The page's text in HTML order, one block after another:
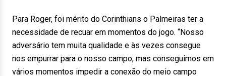
Para Roger, foi mérito do Corinthians o Palmeiras ter a
necessidade de recuar em momentos do jogo. “Nosso
adversário tem muita qualidade e às vezes consegue
nos empurrar para o nosso campo, mas conseguimos em
vários momentos impedir a conexão do meio campo